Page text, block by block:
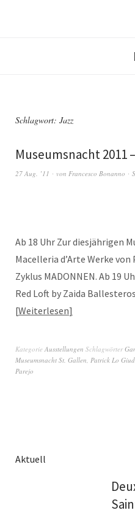
Schlagwort: Jazz
Museumsnacht 2011
27 Aug. ’11 von Francesco Bonanno
Ab 18 Uhr Zur diesjährigen
Macelleria d’Arte Werke von
Zyklus MADONNEN. Ab 19
Red Loft by Zaida
Weiterlesen
Kategorie Ausstellungen Schlagwörter
Museumsnacht St. Gallen, Patrick Lo
Parejo
Aktuell